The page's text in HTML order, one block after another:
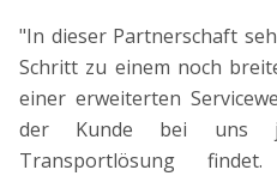
"In dieser Partnerschaft
Schritt zu einem noch
einer erweiterten
der Kunde bei uns
Transportlösung